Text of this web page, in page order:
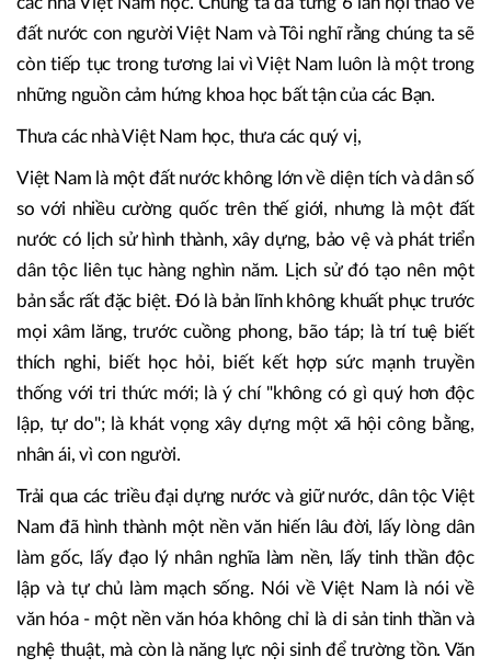
tại Hội thảo quốc tế Việt Nam học lần thứ Bảy, với chủ đề
"Việt Nam: phát triển bền vững trong kỷ nguyên mới", thể
hiện một điều rất quan trọng: Việt Nam không chỉ là đối
các nhà Việt Nam học. Chúng ta đã từng 6 lần hội thảo về
đất nước con người Việt Nam và Tôi nghĩ rằng chúng ta sẽ
còn tiếp tục trong tương lai vì Việt Nam luôn là một trong
những nguồn cảm hứng khoa học bất tận của các Bạn.
Thưa các nhà Việt Nam học, thưa các quý vị,
Việt Nam là một đất nước không lớn về diện tích và dân số
so với nhiều cường quốc trên thế giới, nhưng là một đất
nước có lịch sử hình thành, xây dựng, bảo vệ và phát triển
dân tộc liên tục hàng nghìn năm. Lịch sử đó tạo nên một
bản sắc rất đặc biệt. Đó là bản lĩnh không khuất phục trước
thích nghi, biết học hỏi, biết kết hợp sức mạnh truyền
thống với tri thức mới; là ý chí "không có gì quý hơn độc
lập, tự do"; là khát vọng xây dựng một xã hội công bằng,
nhân ái, vì con người.
Trải qua các triều đại dựng nước và giữ nước, dân tộc Việt